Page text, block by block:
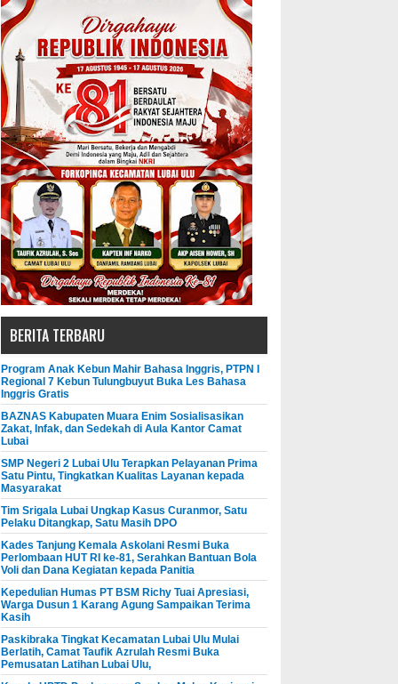
BERITA TERBARU
Program Anak Kebun Mahir Bahasa Inggris, PTPN I
Regional 7 Kebun Tulungbuyut Buka Les Bahasa
Inggris Gratis
BAZNAS Kabupaten Muara Enim Sosialisasikan
Zakat, Infak, dan Sedekah di Aula Kantor Camat
Lubai
SMP Negeri 2 Lubai Ulu Terapkan Pelayanan Prima
Satu Pintu, Tingkatkan Kualitas Layanan kepada
Masyarakat
Tim Srigala Lubai Ungkap Kasus Curanmor, Satu
Pelaku Ditangkap, Satu Masih DPO
Kades Tanjung Kemala Askolani Resmi Buka
Perlombaan HUT RI ke-81, Serahkan Bantuan Bola
Voli dan Dana Kegiatan kepada Panitia
Kepedulian Humas PT BSM Richy Tuai Apresiasi,
Warga Dusun 1 Karang Agung Sampaikan Terima
Kasih
Paskibraka Tingkat Kecamatan Lubai Ulu Mulai
Berlatih, Camat Taufik Azrulah Resmi Buka
Pemusatan Latihan Lubai Ulu,